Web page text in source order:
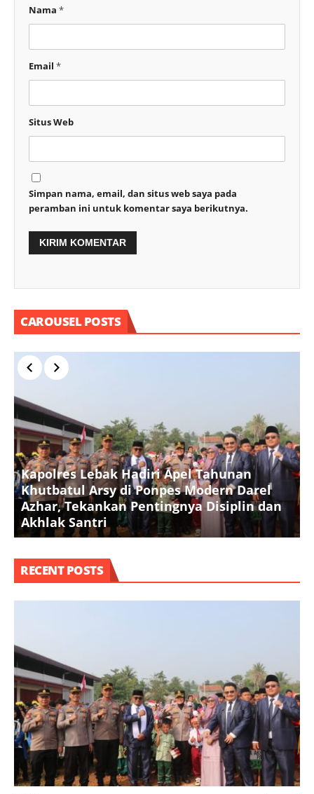
Nama *
Email *
Situs Web
Simpan nama, email, dan situs web saya pada
peramban ini untuk komentar saya berikutnya.
CAROUSEL POSTS
Kapolres Lebak Hadiri Apel Tahunan
Khutbatul Arsy di Ponpes Modern Darel
Azhar, Tekankan Pentingnya Disiplin dan
Akhlak Santri
RECENT POSTS